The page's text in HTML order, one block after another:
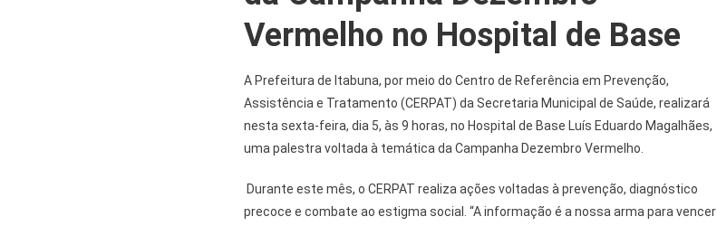
Vermelho no Hospital de Base
A Prefeitura de Itabuna, por meio do Centro de Referência em Prevenção,
Assistência e Tratamento (CERPAT) da Secretaria Municipal de Saúde, realizará
nesta sexta-feira, dia 5, às 9 horas, no Hospital de Base Luís Eduardo Magalhães,
uma palestra voltada à temática da Campanha Dezembro Vermelho.
Durante este mês, o CERPAT realiza ações voltadas à prevenção, diagnóstico
precoce e combate ao estigma social. “A informação é a nossa arma para vencer